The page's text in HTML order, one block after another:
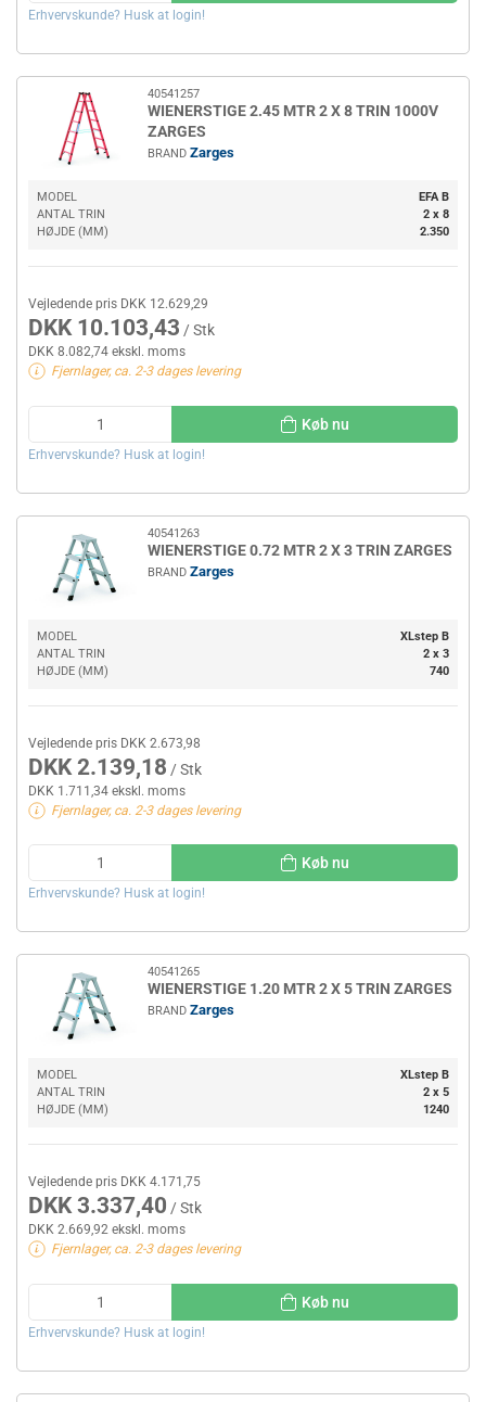
Erhvervskunde? Husk at login!
40541257
WIENERSTIGE 2.45 MTR 2 X 8 TRIN 1000V
ZARGES
BRAND Zarges
MODEL
EFA B
ANTAL TRIN
2 x 8
HØJDE (MM)
2.350
Vejledende pris DKK 12.629,29
DKK 10.103,43 / Stk
DKK 8.082,74 ekskl. moms
Fjernlager, ca. 2-3 dages levering
Køb nu
Erhvervskunde? Husk at login!
40541263
WIENERSTIGE 0.72 MTR 2 X 3 TRIN ZARGES
BRAND Zarges
MODEL
XLstep B
ANTAL TRIN
2 x 3
HØJDE (MM)
740
Vejledende pris DKK 2.673,98
DKK 2.139,18 / Stk
DKK 1.711,34 ekskl. moms
Fjernlager, ca. 2-3 dages levering
Køb nu
Erhvervskunde? Husk at login!
40541265
WIENERSTIGE 1.20 MTR 2 X 5 TRIN ZARGES
BRAND Zarges
MODEL
XLstep B
ANTAL TRIN
2 x 5
HØJDE (MM)
1240
Vejledende pris DKK 4.171,75
DKK 3.337,40 / Stk
DKK 2.669,92 ekskl. moms
Fjernlager, ca. 2-3 dages levering
Køb nu
Erhvervskunde? Husk at login!